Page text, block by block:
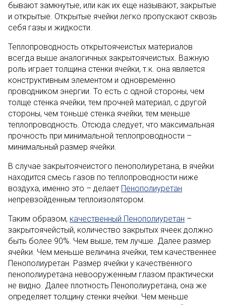
бывают замкнутые, или как их еще называют, закрытые
и открытые. Открытые ячейки легко пропускают сквозь
себя газы и жидкости.
Теплопроводность открытоячеистых материалов
всегда выше аналогичных закрытоячеистых. Важную
роль играет толщина стенки ячейки, т.к. она является
конструктивным элементом и одновременно
проводником энергии. То есть с одной стороны, чем
толще стенка ячейки, тем прочней материал, с другой
стороны, чем тоньше стенка ячейки, тем меньше
теплопроводность. Отсюда следует, что максимальная
прочность при минимальной теплопроводности –
минимальный размер ячейки.
В случае закрытоячеистого пенополиуретана, в ячейки
находится смесь газов по теплопроводности ниже
воздуха, именно это – делает Пенополиуретан
непревзойденным теплоизолятором.
Таким образом, качественный Пенополиуретан –
закрытоячейстый, количество закрытых ячеек должно
быть более 90%. Чем выше, тем лучше. Далее размер
ячейки. Чем меньше величина ячейки, тем качественнее
Пенополиуретан. Размер ячейки у качественного
пенополиуретана невооруженным глазом практически
не видно. Далее плотность Пенополиуретана, она же
определяет толщину стенки ячейки. Чем меньше